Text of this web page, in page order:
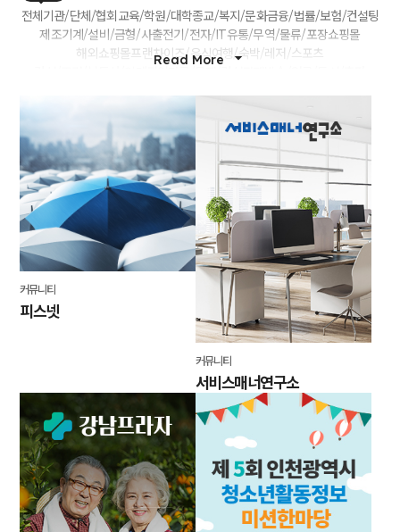
전체기관/단체/협회교육/학원/대학종교/복지/문화금융/법률/보험/컨설팅
제조기계/설비/금형/사출전기/전자/IT유통/무역/물류/포장쇼핑몰
해외쇼핑몰프랜차이즈/음식여행/숙박/레저/스포츠
디자인/광고/영상/인쇄/기획축제/행사/공연/대회
환경/에너지/금속/화학/공학 음악/영상/컨텐츠/멀티미디어
자동차 제조/중개/매매/렌트 의류/섬유미용/웰빙/건강
포장이사/기업이사/에어컨이전
모임/SNS기타 서비스공유오피스커뮤니티
Read More
커뮤니티
피스넷
커뮤니티
서비스매너연구소